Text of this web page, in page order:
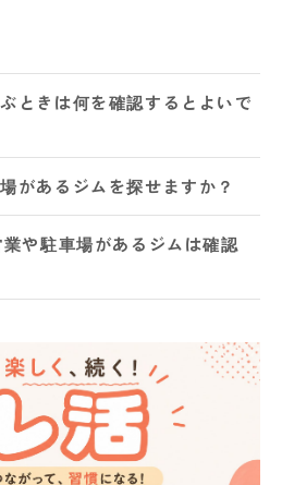
ときは何を確認するとよいで
があるジムを探せますか？
や駐車場があるジムは確認